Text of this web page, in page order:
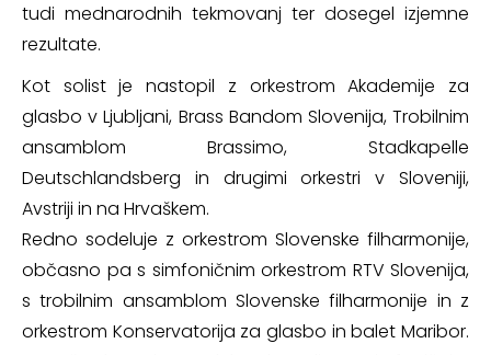
tudi mednarodnih tekmovanj ter dosegel izjemne
rezultate.
Kot solist je nastopil z orkestrom Akademije za
glasbo v Ljubljani, Brass Bandom Slovenija, Trobilnim
ansamblom Brassimo, Stadkapelle
Deutschlandsberg in drugimi orkestri v Sloveniji,
Avstriji in na Hrvaškem.
Redno sodeluje z orkestrom Slovenske filharmonije,
občasno pa s simfoničnim orkestrom RTV Slovenija,
s trobilnim ansamblom Slovenske filharmonije in z
orkestrom Konservatorija za glasbo in balet Maribor.